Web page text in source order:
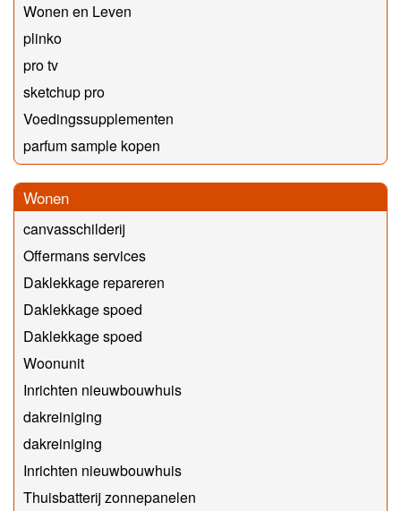
Wonen en Leven
plinko
pro tv
sketchup pro
Voedingssupplementen
parfum sample kopen
Wonen
canvasschilderij
Offermans services
Daklekkage repareren
Daklekkage spoed
Daklekkage spoed
Woonunit
Inrichten nieuwbouwhuis
dakreiniging
dakreiniging
Inrichten nieuwbouwhuis
Thuisbatterij zonnepanelen